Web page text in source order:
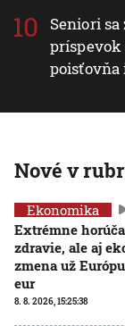
Seniori
príspevok
poisťovňa
Nové v
Ekonomika
Extrémne
zdravie, ale aj
zmena už
eur
8. 8. 2026, 15:25:38